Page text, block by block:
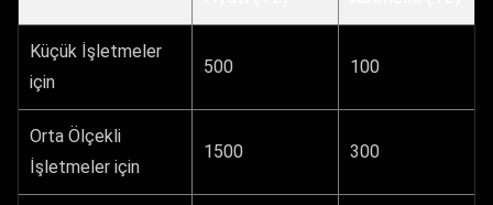
Küçük İşletmeler
için
500 100
Orta Ölçekli
İşletmeler için
1500 300